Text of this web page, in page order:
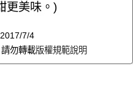
更美味。)
2017/7/4
勿轉載版權規範說明